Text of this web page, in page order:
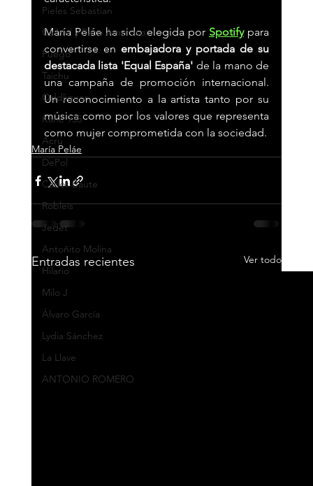
Pieles Sebastian
Ca7riel y Paco Amoroso
Fuego
Taichu
Oddliquor
Kane 935
Acru
DePol
Carlos Baute
Robleis
Jedet
Antoñito Molina
Hilario
Milo J
Álvaro García
Lydia Sánchez
La Llave
ANTONIO ROMERO
María Peláe ha sido elegida por Spotify para
convertirse en embajadora y portada de su
destacada lista 'Equal España' de la mano de
una campaña de promoción internacional.
Un reconocimiento a la artista tanto por su
música como por los valores que representa
como mujer comprometida con la sociedad.
María Peláe
Entradas recientes Ver todo